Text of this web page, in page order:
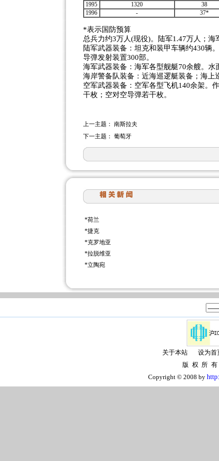
1995
1320
38
1996
- 37*
*表示国防预算
总兵力约3万人(现役)。陆军1.47万人；
陆军武器装备：坦克和装甲车辆约430辆
导弹发射装置300部。
海军武器装备：海军各型舰艇70余艘。
海岸警备队装备：近海巡逻艇装备；海上
空军武器装备：空军各型飞机140余架。
干枚；空对空导弹若干枚。
上一主题： 南斯拉夫
下一主题： 葡萄牙
*荷兰
*捷克
*克罗地亚
*拉脱维亚
*立陶宛